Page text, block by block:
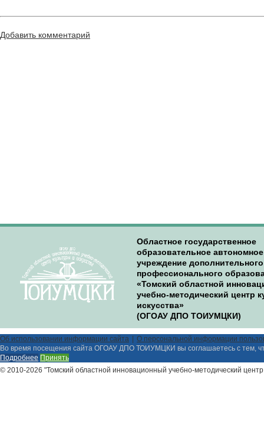
Добавить комментарий
Областное государственное
образовательное автономное
учреждение дополнительного
профессионального
«Томский областной
учебно-методический центр
искусства»
(ОГОАУ ДПО ТОИУМЦКИ)
Об использовании информации сайта
О персональной информации
Во время посещения сайта ОГОАУ ДПО ТОИУМЦКИ вы соглашаетесь с тем,
Подробнее Принять
© 2010-2026 "Томский областной инновационный учебно-методический центр